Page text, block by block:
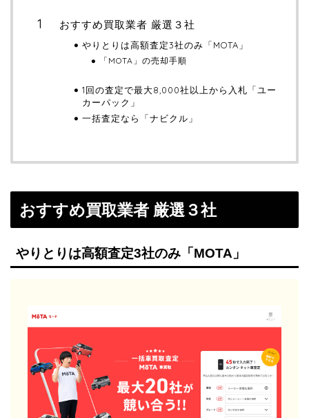
おすすめ買取業者 厳選３社
やりとりは高額査定3社のみ「MOTA」
「MOTA」の売却手順
1回の査定で最大8,000社以上から入札「ユー
カーパック」
一括査定なら「ナビクル」
おすすめ買取業者 厳選３社
やりとりは高額査定3社のみ「MOTA」